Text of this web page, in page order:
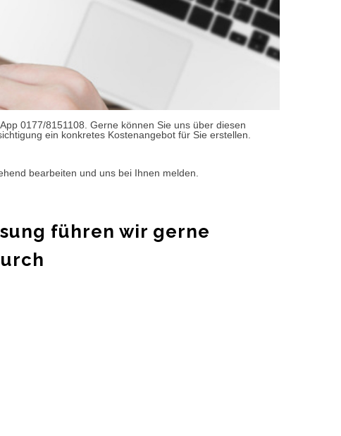
0177/8151108. Gerne können Sie uns über diesen
ein konkretes Kostenangebot für Sie erstellen.
bearbeiten und uns bei Ihnen melden.
führen wir gerne